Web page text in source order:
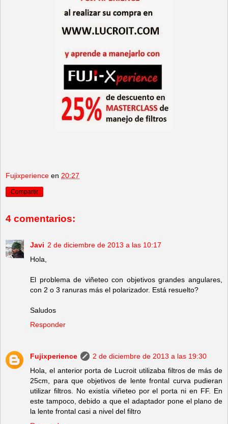
Fujixperience en 20:27
Compartir
4 comentarios:
Javi 2 de diciembre de 2013 a las 10:17
Hola,
El problema de viñeteo con objetivos grandes angulares,
con 2 o 3 ranuras más el polarizador. Está resuelto?
Saludos
Responder
Fujixperience
2 de diciembre de 2013 a las 19:30
Hola, el anterior porta de Lucroit utilizaba filtros de más de
25cm, para que objetivos de lente frontal curva pudieran
utilizar filtros. No existía viñeteo por el porta ni en FF. En
este tampoco, debido a que el adaptador pone el plano de
la lente frontal casi a nivel del filtro